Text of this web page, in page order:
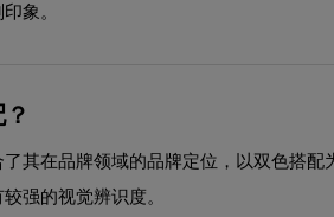
象。
其在品牌领域的品牌定位，以双色搭
强的视觉辨识度。